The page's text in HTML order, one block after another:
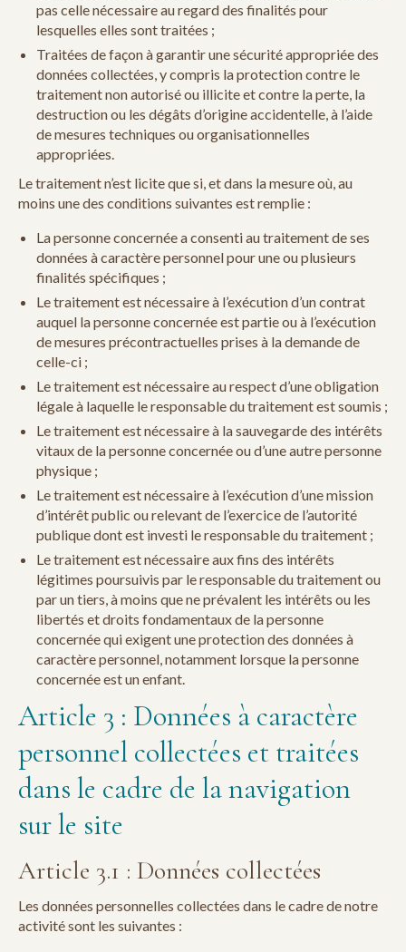
pas celle nécessaire au regard des finalités pour
lesquelles elles sont traitées ;
Traitées de façon à garantir une sécurité appropriée des
données collectées, y compris la protection contre le
traitement non autorisé ou illicite et contre la perte, la
destruction ou les dégâts d’origine accidentelle, à l’aide
de mesures techniques ou organisationnelles
appropriées.
Le traitement n’est licite que si, et dans la mesure où, au
moins une des conditions suivantes est remplie :
La personne concernée a consenti au traitement de ses
données à caractère personnel pour une ou plusieurs
finalités spécifiques ;
Le traitement est nécessaire à l’exécution d’un contrat
auquel la personne concernée est partie ou à l’exécution
de mesures précontractuelles prises à la demande de
celle-ci ;
Le traitement est nécessaire au respect d’une obligation
légale à laquelle le responsable du traitement est soumis ;
Le traitement est nécessaire à la sauvegarde des intérêts
vitaux de la personne concernée ou d’une autre personne
physique ;
Le traitement est nécessaire à l’exécution d’une mission
d’intérêt public ou relevant de l’exercice de l’autorité
publique dont est investi le responsable du traitement ;
Le traitement est nécessaire aux fins des intérêts
légitimes poursuivis par le responsable du traitement ou
par un tiers, à moins que ne prévalent les intérêts ou les
libertés et droits fondamentaux de la personne
concernée qui exigent une protection des données à
caractère personnel, notamment lorsque la personne
concernée est un enfant.
Article 3 : Données à caractère
personnel collectées et traitées
dans le cadre de la navigation
sur le site
Article 3.1 : Données collectées
Les données personnelles collectées dans le cadre de notre
activité sont les suivantes :